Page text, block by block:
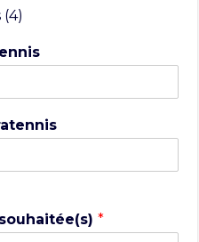
*